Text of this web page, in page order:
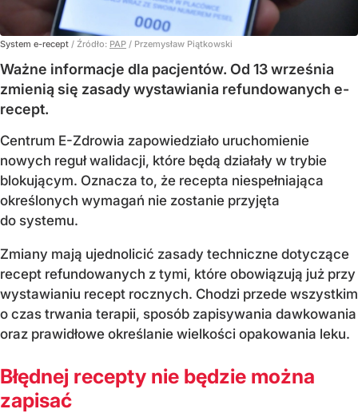
System e-recept / Źródło: PAP / Przemysław Piątkowski
Ważne informacje dla pacjentów. Od 13 września
zmienią się zasady wystawiania refundowanych e-
recept.
Centrum E-Zdrowia zapowiedziało uruchomienie
nowych reguł walidacji, które będą działały w trybie
blokującym. Oznacza to, że recepta niespełniająca
określonych wymagań nie zostanie przyjęta
do systemu.
Zmiany mają ujednolicić zasady techniczne dotyczące
recept refundowanych z tymi, które obowiązują już przy
wystawianiu recept rocznych. Chodzi przede wszystkim
o czas trwania terapii, sposób zapisywania dawkowania
oraz prawidłowe określanie wielkości opakowania leku.
Błędnej recepty nie będzie można
zapisać